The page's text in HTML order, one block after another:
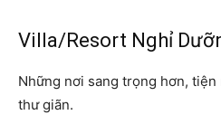
Villa/Resort Nghỉ
Những nơi sang trọng hơn,
thư giãn.